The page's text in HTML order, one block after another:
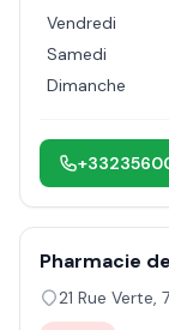
Vendredi
Samedi
Dimanche
Pharmacie
21 Rue Verte,